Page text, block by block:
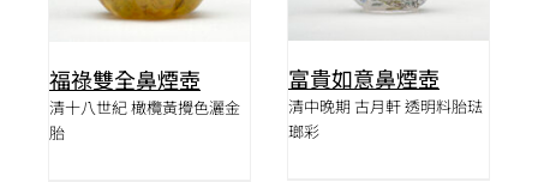
福祿雙全鼻煙壺
清十八世紀 橄欖黃攪色灑金
胎
富貴如意鼻煙壺
清中晚期 古月軒 透明料胎琺
瑯彩